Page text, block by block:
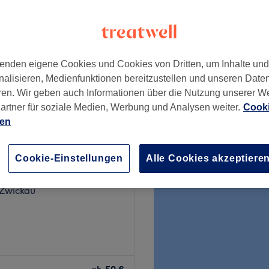
31,50 €
35 €
du deinen Geist und
erholsamen Massage
- dein Weg zu dir
7 Bewertungen
eigene Cookies und Cookies von Dritten, um Inhalte
Medienfunktionen bereitzustellen und unseren
Wir geben auch Informationen über die Nutzung unserer
für soziale Medien, Werbung und Analysen weiter.
Cookie-Einstellungen Alle Cookies akzeptieren